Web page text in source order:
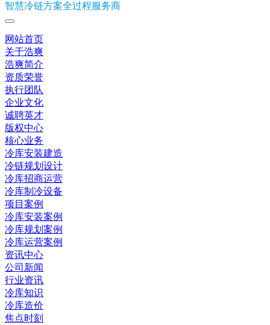
智慧冷链方案全过程服务商
网站首页
关于浩爽
浩爽简介
资质荣誉
执行团队
企业文化
诚聘英才
版权中心
核心业务
冷库安装建造
冷链规划设计
冷库招商运营
冷库制冷设备
项目案例
冷库安装案例
冷库规划案例
冷库运营案例
资讯中心
公司新闻
行业资讯
冷库知识
冷库造价
焦点时刻